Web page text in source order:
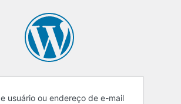
usuário ou endereço de e-mail